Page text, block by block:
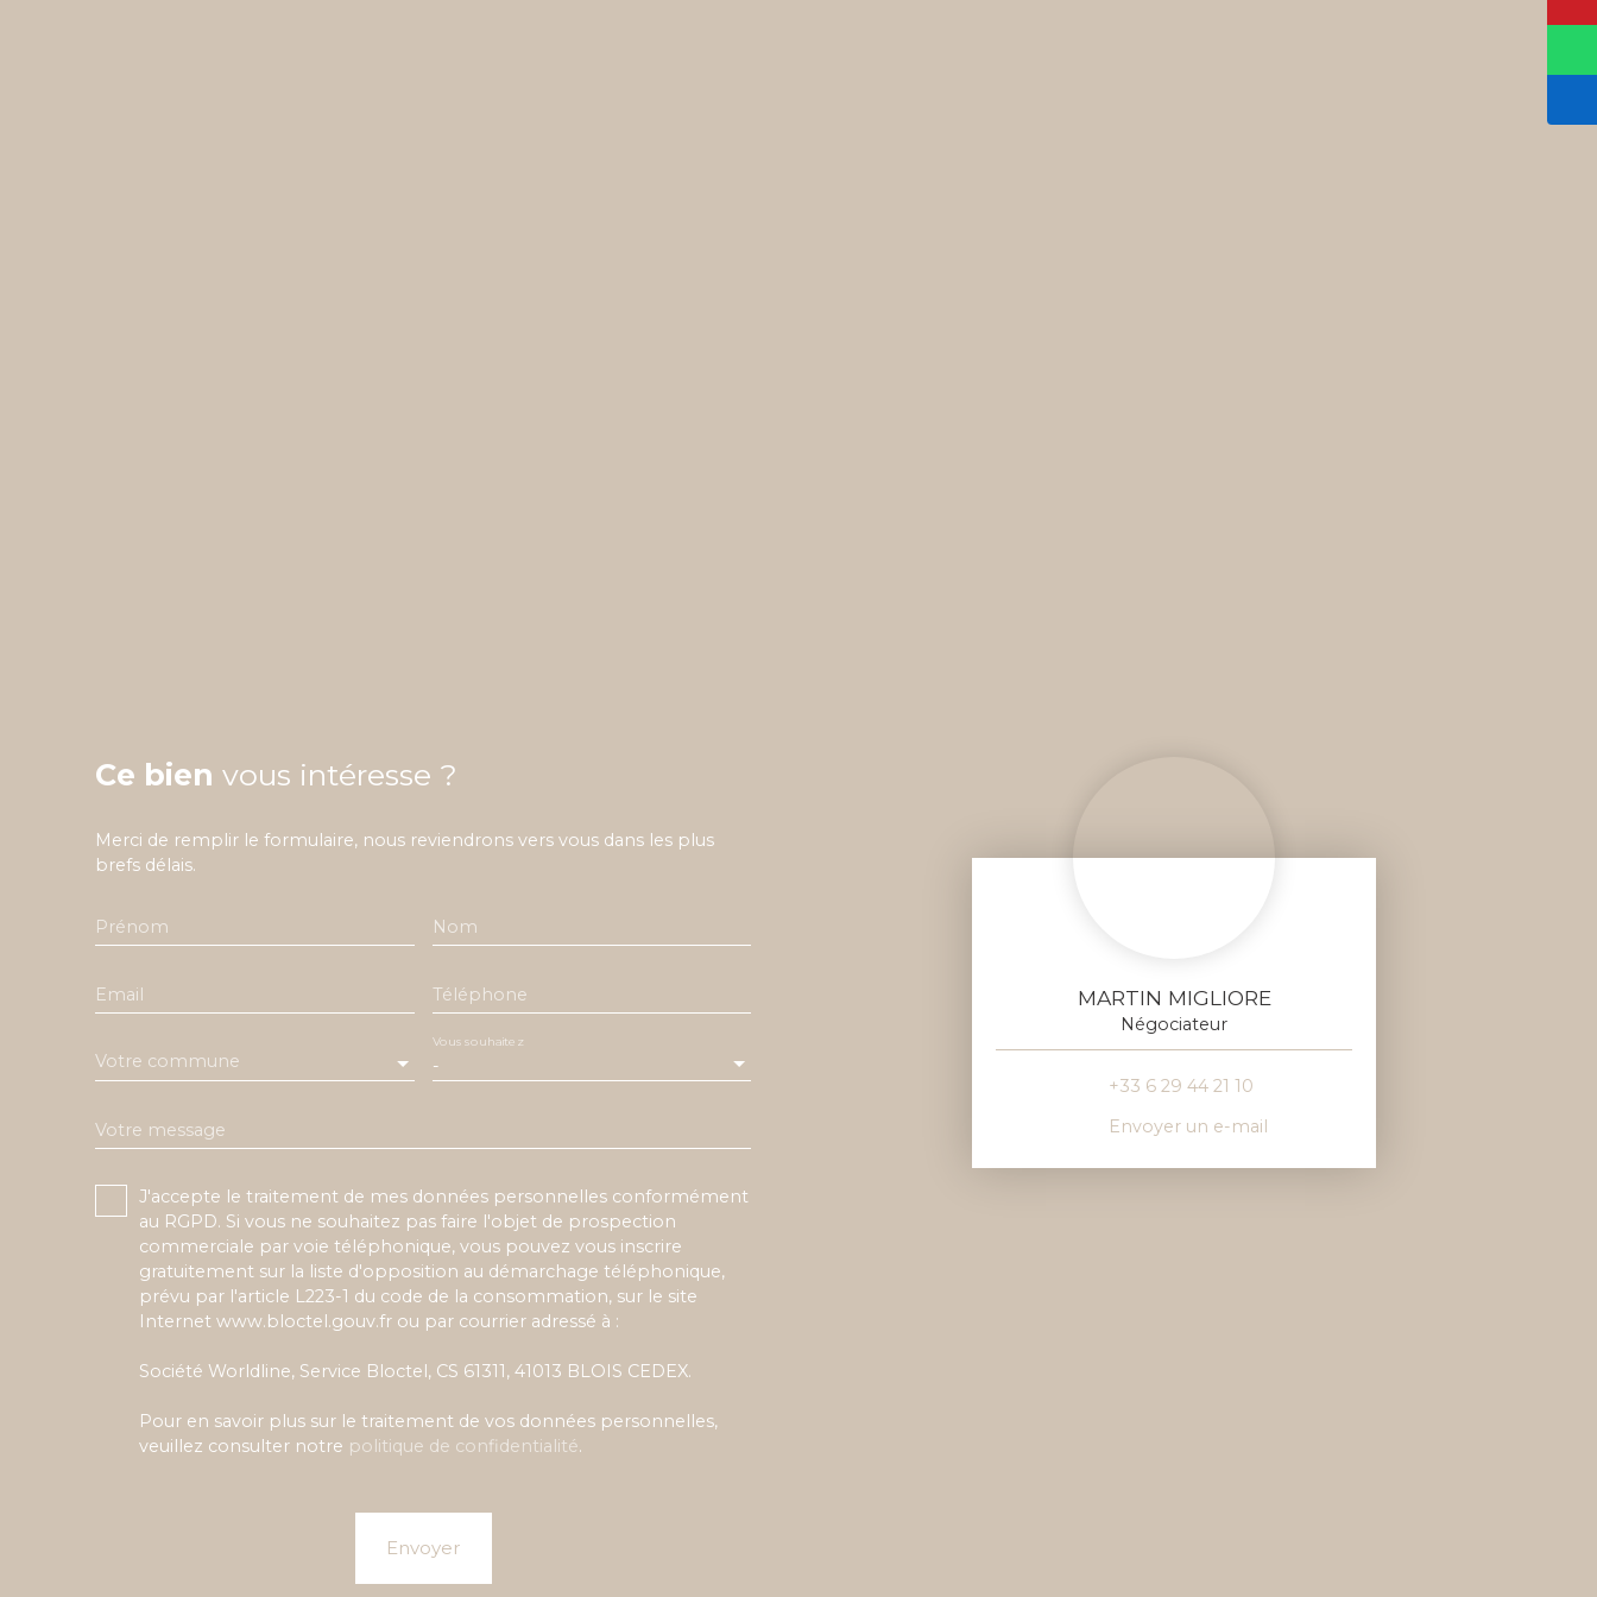
Ce bien vous intéresse ?
Merci de remplir le formulaire, nous reviendrons vers vous dans les plus
brefs délais.
Prénom Nom
Email Téléphone
Votre commune -
Vous souhaitez
Votre message
J'accepte le traitement de mes données personnelles conformément
au RGPD. Si vous ne souhaitez pas faire l'objet de prospection
commerciale par voie téléphonique, vous pouvez vous inscrire
gratuitement sur la liste d'opposition au démarchage téléphonique,
prévu par l'article L223-1 du code de la consommation, sur le site
Internet www.bloctel.gouv.fr ou par courrier adressé à :
Société Worldline, Service Bloctel, CS 61311, 41013 BLOIS CEDEX.
Pour en savoir plus sur le traitement de vos données personnelles,
veuillez consulter notre politique de confidentialité.
Envoyer
MARTIN MIGLIORE
Négociateur
+33 6 29 44 21 10
Envoyer un e-mail